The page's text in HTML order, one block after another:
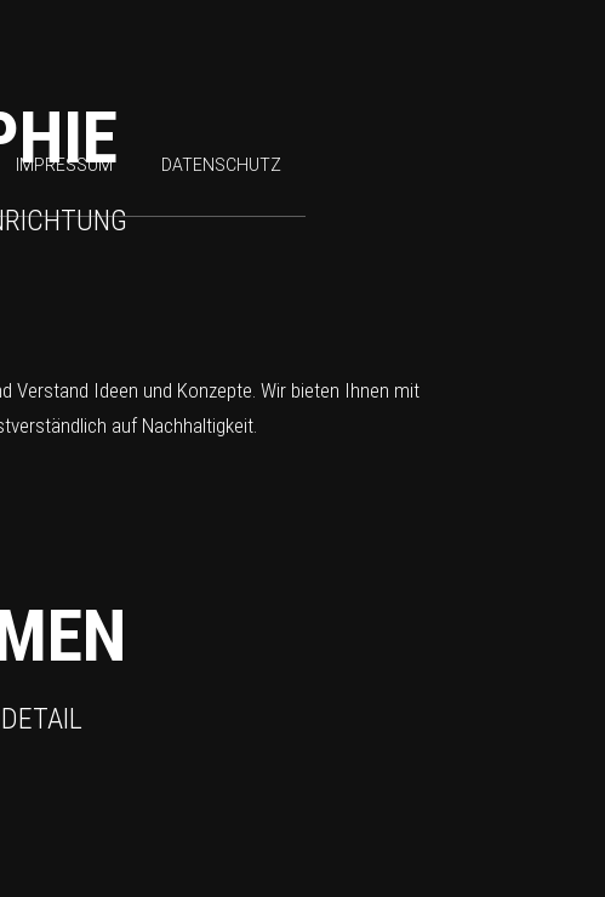
IMPRESSUM DATENSCHUTZ
Verstand Ideen und Konzepte. Wir bieten Ihnen mit
auf Nachhaltigkeit.